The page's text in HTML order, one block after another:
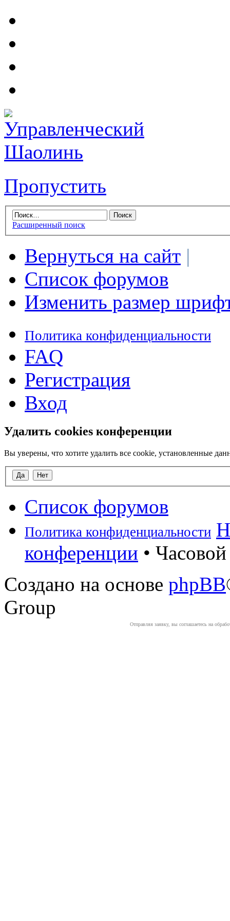
Пропустить
Расширенный поиск
Вернуться на сайт |
Список форумов
Изменить размер
Политика конфиденциальности
FAQ
Регистрация
Вход
Удалить cookies конференции
Вы уверены, что хотите удалить все cookie, установленные
Список форумов
Политика конфиденциальности
конференции •
Создано на основе phpBB
Group
Отправляя заявку, вы соглашаетесь на